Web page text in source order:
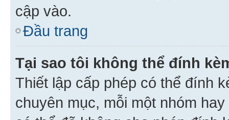
cập vào.
Đầu trang
Tại sao tôi không thể đính
Thiết lập cấp phép có thể đính
chuyên mục, mỗi một nhóm